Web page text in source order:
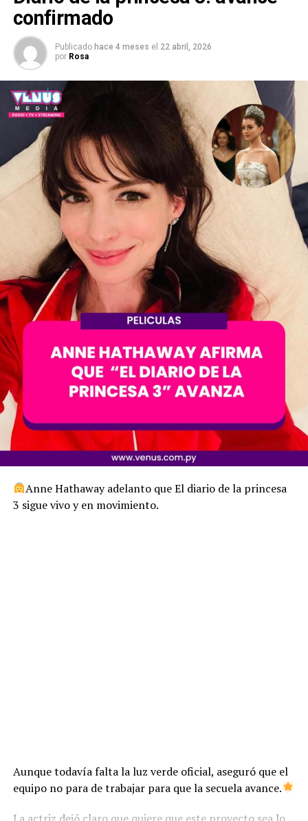
confirmado
Publicado hace 4 meses el 22 abril, 2026
por Rosa
Anne Hathaway adelanto que El diario de la princesa
3 sigue vivo y en movimiento.
Aunque todavía falta la luz verde oficial, aseguró que el
equipo no para de trabajar para que la secuela avance.